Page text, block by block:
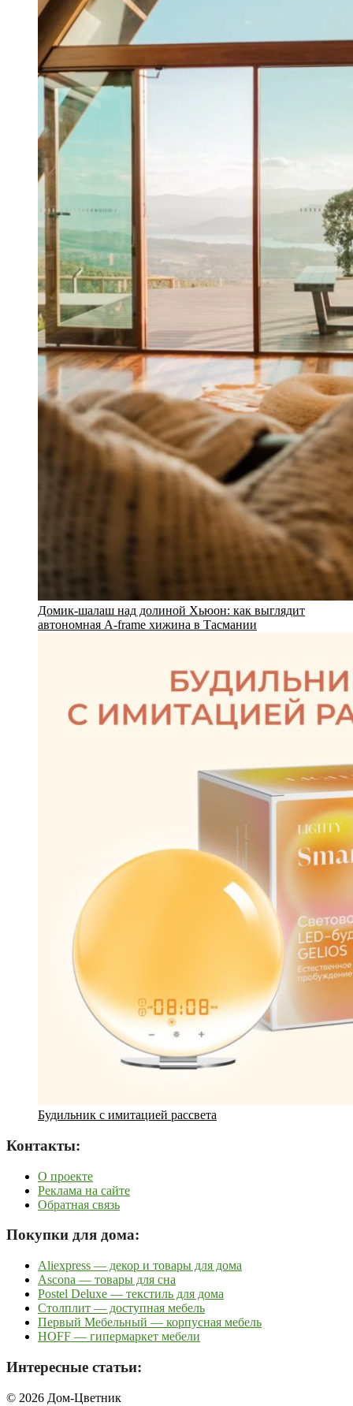
Домик-шалаш над долиной Хьюон: как выглядит
автономная A-frame хижина в Тасмании
Будильник с имитацией рассвета
Контакты:
О проекте
Реклама на сайте
Обратная связь
Покупки для дома:
Aliexpress — декор и товары для дома
Ascona — товары для сна
Postel Deluxe — текстиль для дома
Столплит — доступная мебель
Первый Мебельный — корпусная мебель
HOFF — гипермаркет мебели
Интересные статьи:
© 2026 Дом-Цветник